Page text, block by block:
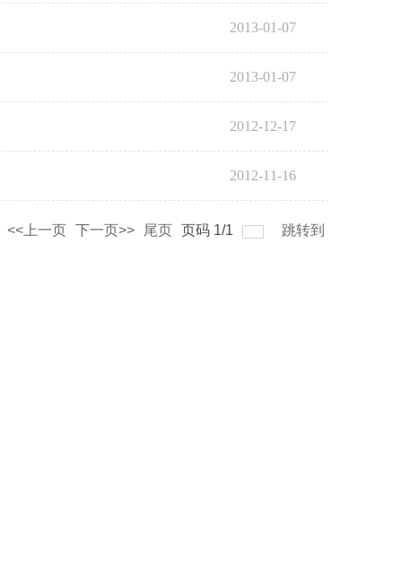
2013-01-07
2013-01-07
2012-12-17
2012-11-16
<<上一页 下一页>> 尾页 页码 1/1 跳转到